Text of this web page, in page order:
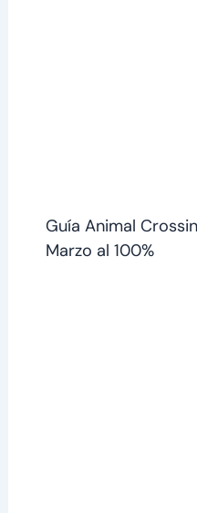
Guía Animal
Marzo al 100%